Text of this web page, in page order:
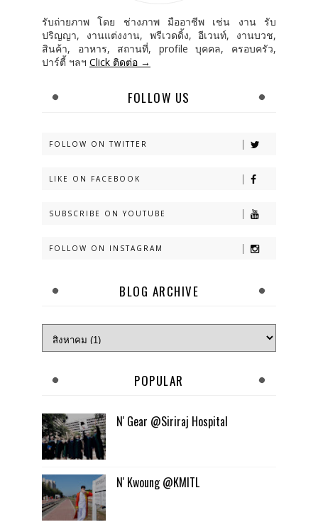
รับถ่ายภาพ โดย ช่างภาพ มืออาชีพ เช่น งาน รับ
ปริญญา, งานแต่งงาน, พรีเวดดิ้ง, อีเวนท์, งานบวช,
สินค้า, อาหาร, สถานที่, profile บุคคล, ครอบครัว,
ปาร์ตี้ ฯลฯ Click ติดต่อ →
FOLLOW US
FOLLOW ON TWITTER
LIKE ON FACEBOOK
SUBSCRIBE ON YOUTUBE
FOLLOW ON INSTAGRAM
BLOG ARCHIVE
POPULAR
N' Gear @Siriraj Hospital
N' Kwoung @KMITL